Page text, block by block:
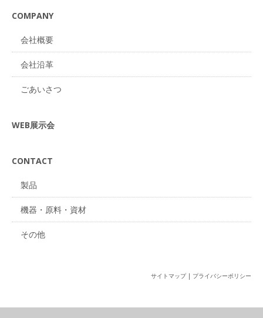
COMPANY
会社概要
会社沿革
ごあいさつ
WEB展示会
CONTACT
製品
機器・原料・資材
その他
サイトマップ| プライバシーポリシー